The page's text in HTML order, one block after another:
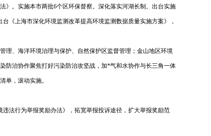
》。实施本市两批6个区环保督察。深化落实河湖长制。出台实施
《上海市深化环境监测改革提高环境监测数据质量实施方案》，
理、海洋环境治理与保护、自然保护区监督管理；金山地区环境
防治协作聚焦打好污染防治攻坚战，加*气和水协作与长三角一体
单，滚动实施。
法行为举报奖励办法》，拓宽举报投诉途径，扩大举报奖励范